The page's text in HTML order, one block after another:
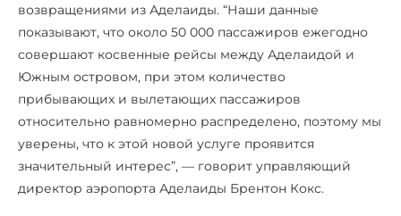
возвращениями из Аделаиды. “Наши данные
показывают, что около 50 000 пассажиров ежегодно
совершают косвенные рейсы между Аделаидой и
Южным островом, при этом количество
прибывающих и вылетающих пассажиров
относительно равномерно распределено, поэтому мы
уверены, что к этой новой услуге проявится
значительный интерес”, — говорит управляющий
директор аэропорта Аделаиды Брентон Кокс.